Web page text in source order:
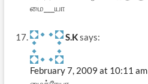
மை___யா
S.Ksays:
February 7, 2009 at 10:11 am